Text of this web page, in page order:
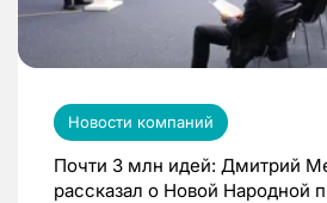
Новости компаний
Почти 3 млн идей: Дмитрий
рассказал о Новой Народной